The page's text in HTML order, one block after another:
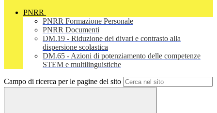
PNRR
PNRR Formazione Personale
PNRR Documenti
DM.19 - Riduzione dei divari e contrasto alla
dispersione scolastica
DM.65 - Azioni di potenziamento delle competenze
STEM e multilinguistiche
Campo di ricerca per le pagine del sito